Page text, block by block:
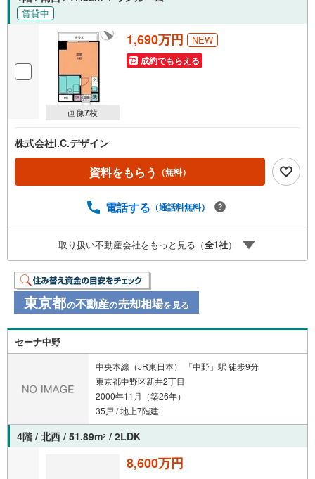
賃貸中
画像7枚
1,690万円 NEW
成約でもらえる
株式会社I.C.デザイン
資料をもらう （無料）
電話する （通話料無料）
取り扱い不動産会社をもっと見る（全1社）
東京都の不動産の売却相場を見る
セーナ中野
中央本線（JR東日本） 「中野」駅 徒歩9分
東京都中野区新井2丁目
2000年11月（築26年）
35戸 / 地上7階建
4階 / 北西 / 51.89m2 / 2LDK
8,600万円